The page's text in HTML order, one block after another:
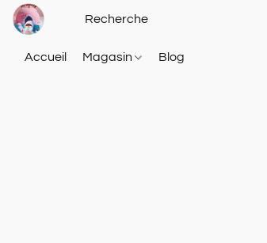
Accueil Magasin Blog